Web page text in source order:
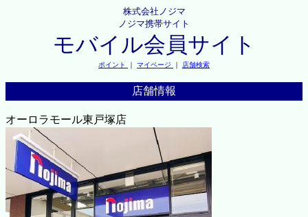
株式会社ノジマ
ノジマ携帯サイト
モバイル会員サイト
ポイント ｜ マイページ ｜ 店舗検索
店舗情報
オーロラモール東戸塚店